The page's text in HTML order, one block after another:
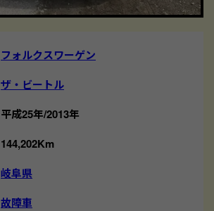
フォルクスワーゲン
ザ・ビートル
平成25年/2013年
144,202Km
岐阜県
故障車